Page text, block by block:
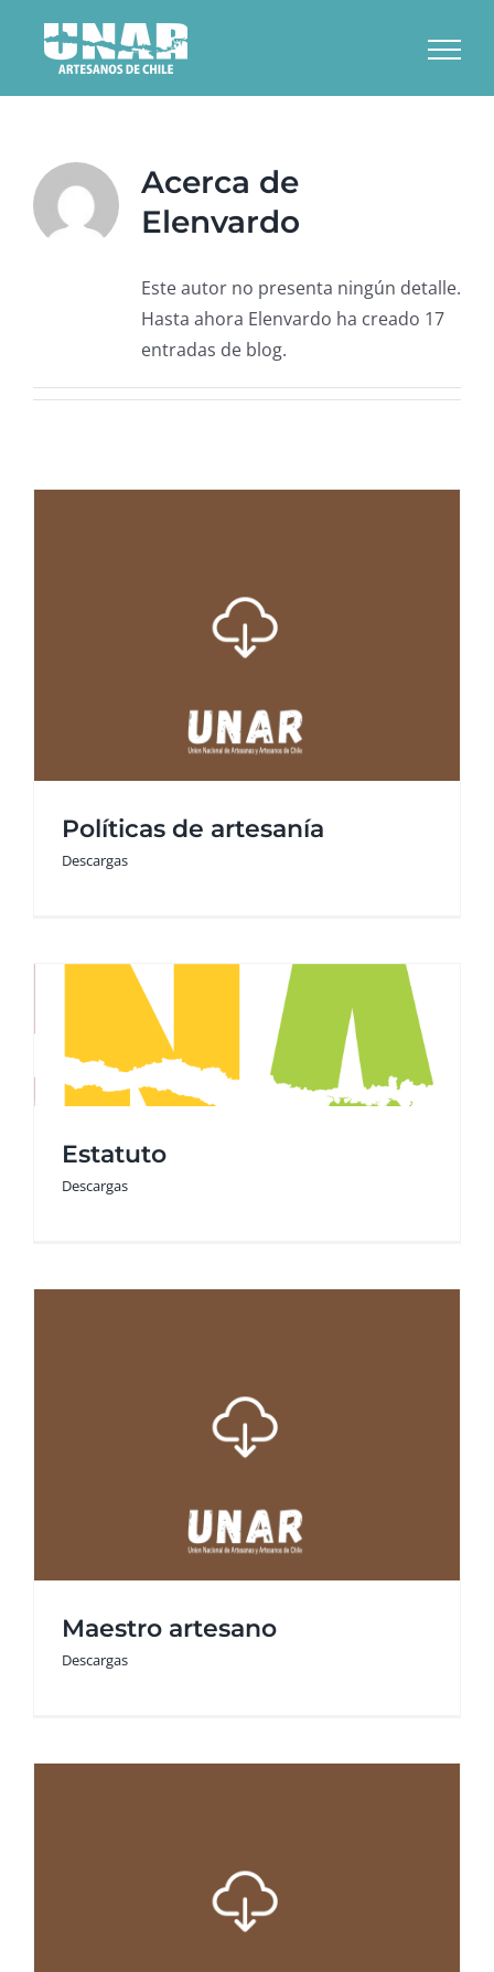
contenido
Acerca de
Elenvardo
Este autor no presenta ningún detalle.
Hasta ahora Elenvardo ha creado 17
entradas de blog.
Políticas de artesanía
Descargas
Estatuto
Descargas
Maestro artesano
Descargas